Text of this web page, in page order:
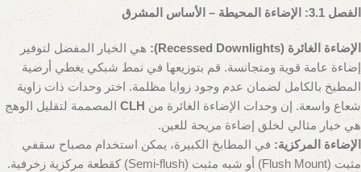
الفصل 3.1: الإضاءة المحيطة – الأساس المشرق
الإضاءة الغائرة (Recessed Downlights):
هي الخيار المفضل لتوفير
إضاءة عامة قوية ومتجانسة. قم بتوزيعها في نمط شبكي يغطي أرضية
المطبخ بالكامل لضمان عدم وجود زوايا مظلمة. اختر وحدات ذات زاوية
شعاع واسعة. إن وحدات الإضاءة الغائرة من CLH المصممة لتقليل الوهج
هي خيار مثالي لخلق إضاءة مريحة للعين.
الإضاءة المركزية: في المطابخ الكبيرة، يمكن استخدام مصباح سقفي
مثبت (Flush Mount) أو شبه مثبت (Semi-flush) كقطعة مركزية زخرفية.